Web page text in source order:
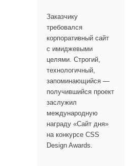
Заказчику
требовался
корпоративный сайт
с имиджевыми
целями. Строгий,
технологичный,
запоминающийся —
получившийся проект
заслужил
международную
награду «Сайт дня»
на конкурсе CSS
Design Awards.